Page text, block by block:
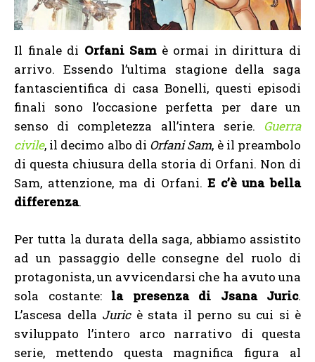
Il finale di Orfani Samè ormai in dirittura di
arrivo. Essendo l’ultima stagione della saga
fantascientifica di casa Bonelli, questi episodi
finali sono l’occasione perfetta per dare un
senso di completezza all’intera serie. Guerra
civile, il decimo albo di Orfani Sam, è il preambolo
di questa chiusura della storia di Orfani. Non di
Sam, attenzione, ma di Orfani.E c’è una bella
differenza.
Per tutta la durata della saga, abbiamo assistito
ad un passaggio delle consegne del ruolo di
protagonista, un avvicendarsi che ha avuto una
sola costante: la presenza di Jsana Juric.
L’ascesa della Juricè stata il perno su cui si è
sviluppato l’intero arco narrativo di questa
serie, mettendo questa magnifica figura al